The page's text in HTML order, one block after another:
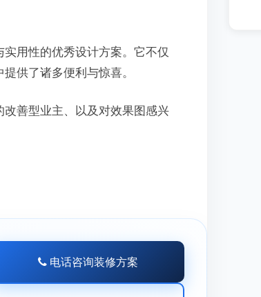
实用性的优秀设计方案。它不仅
供了诸多便利与惊喜。
善型业主、以及对效果图感兴
电话咨询装修方案